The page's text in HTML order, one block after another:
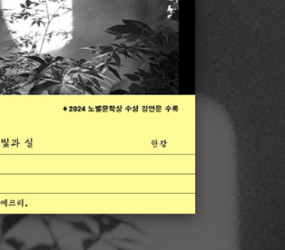
것이 미끄러지듯 밀려나갔어
제야 발견했을까
것을 발견했을까
해야 했다
바람과 햇빛과 물만으로 살 수 있게 되기를
니야, 아직은.